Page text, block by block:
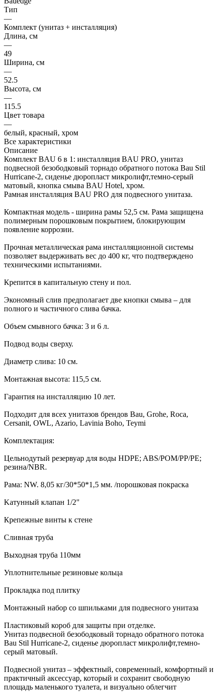
Тип
—
Комплект (унитаз + инсталляция)
Длина, см
—
49
Ширина, см
—
52.5
Высота, см
—
115.5
Цвет товара
—
белый, красный, хром
Все характеристики
Описание
Комплект BAU 6 в 1: инсталляция BAU PRO, унитаз
подвесной безободковый торнадо обратного потока Bau Stil
Hurricane-2, сиденье дюропласт микролифт,темно-серый
матовый, кнопка смыва BAU Hotel, хром.
Рамная инсталляция BAU PRO для подвесного унитаза.
Компактная модель - ширина рамы 52,5 см. Рама защищена
полимерным порошковым покрытием, блокирующим
появление коррозии.
Прочная металлическая рама инсталляционной системы
позволяет выдерживать вес до 400 кг, что подтверждено
техническими испытаниями.
Крепится в капитальную стену и пол.
Экономный слив предполагает две кнопки смыва – для
полного и частичного слива бачка.
Объем смывного бачка: 3 и 6 л.
Подвод воды сверху.
Диаметр слива: 10 см.
Монтажная высота: 115,5 см.
Гарантия на инсталляцию 10 лет.
Подходит для всех унитазов брендов Bau, Grohe, Roca,
Cersanit, OWL, Azario, Lavinia Boho, Teymi
Комплектация:
Цельнодутый резервуар для воды HDPE; ABS/POM/PP/PE;
резина/NBR.
Рама: NW. 8,05 кг/30*50*1,5 мм. /порошковая покраска
Kатунный клапан 1/2"
Крепежные винты к стене
Сливная труба
Выходная труба 110мм
Уплотнительные резиновые кольца
Прокладка под плитку
Монтажный набор со шпильками для подвесного унитаза
Пластиковый короб для защиты при отделке.
Унитаз подвесной безободковый торнадо обратного потока
Bau Stil Hurricane-2, сиденье дюропласт микролифт,темно-
серый матовый.
Подвесной унитаз – эффектный, современный, комфортный и
практичный аксессуар, который и сохранит свободную
площадь маленького туалета, и визуально облегчит